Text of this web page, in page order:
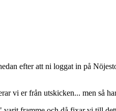
efter att ni loggat in på
vi er från utskicken... men så